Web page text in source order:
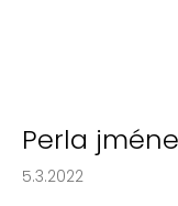
Perla
5.3.2022